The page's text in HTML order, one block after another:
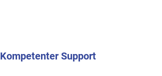
Kompetenter Support